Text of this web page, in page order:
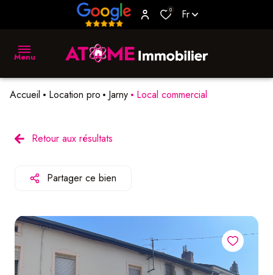
0 Fr
Menu
vente
estimer
L'agence
Accueil Location pro Jarny Local commercial
Retour aux résultats
Partager ce bien